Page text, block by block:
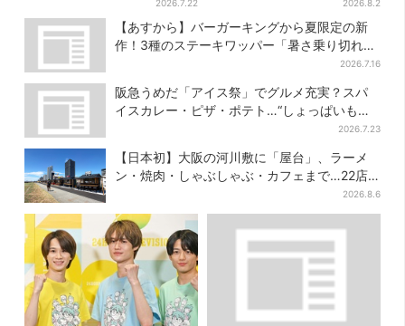
ューも
2026.7.22
もらえる
2026.8.2
【あすから】バーガーキングから夏限定の新
作！3種のステーキワッパー「暑さ乗り切れそ
2026.7.16
阪急うめだ「アイス祭」でグルメ充実？スパ
イスカレー・ピザ・ポテト…“しょっぱいもの
2026.7.23
【日本初】大阪の河川敷に「屋台」、ラーメ
ン・焼肉・しゃぶしゃぶ・カフェまで…22店
2026.8.6